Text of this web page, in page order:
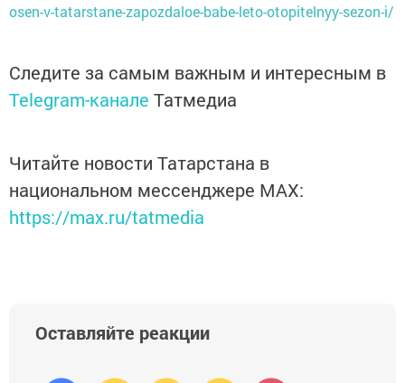
osen-v-tatarstane-zapozdaloe-babe-leto-otopitelnyy-sezon-i/
Следите за самым важным и интересным в
Telegram-канале Татмедиа
Читайте новости Татарстана в
национальном мессенджере MАХ:
https://max.ru/tatmedia
Оставляйте реакции